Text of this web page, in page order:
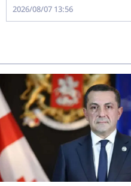
2026/08/07 13:56